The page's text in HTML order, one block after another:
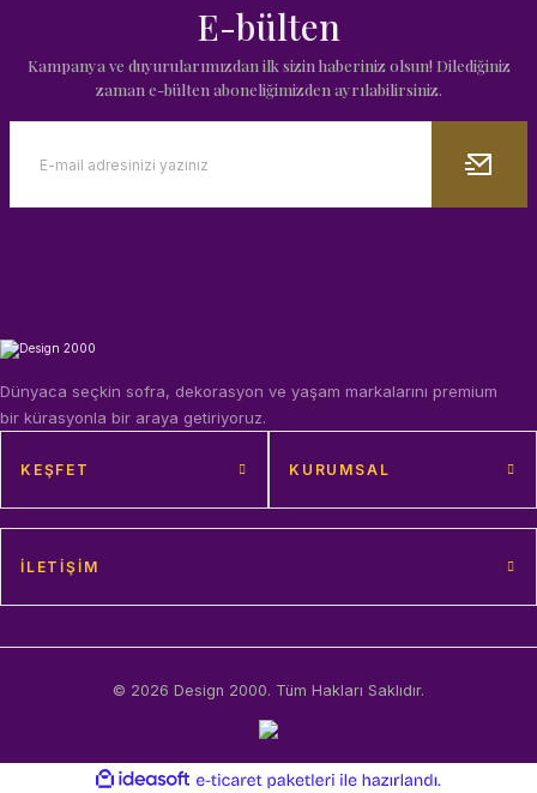
E-bülten
Kampanya ve duyurularımızdan ilk sizin haberiniz olsun! Dilediğiniz
zaman e-bülten aboneliğimizden ayrılabilirsiniz.
Dünyaca seçkin sofra, dekorasyon ve yaşam markalarını premium
bir kürasyonla bir araya getiriyoruz.
KEŞFET KURUMSAL
İLETIŞIM
© 2026 Design 2000. Tüm Hakları Saklıdır.
ideasoft
e-